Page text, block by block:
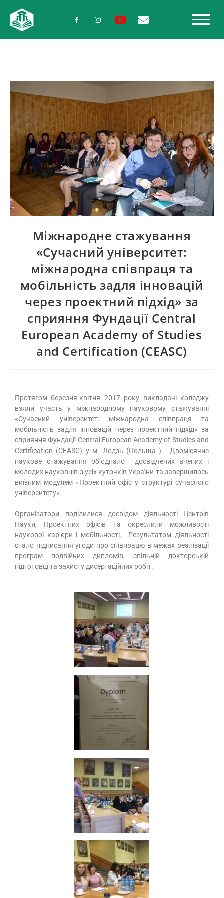
Міжнародне стажування
«Сучасний університет:
міжнародна співпраця та
мобільність задля інновацій
через проектний підхід» за
сприяння Фундації Central
European Academy of Studies
and Certification (CEASC)
Протягом березня-квітня 2017 року викладачі коледжу
взяли участь у міжнародному науковому стажуванні
«Сучасний університет: міжнародна співпраця та
мобільність задля інновацій через проектний підхід» за
сприяння Фундації Central European Academy of Studies and
Certification (CEASC) у м. Лодзь (Польща ). Двомісячне
наукове стажування об’єднало досвідчених вчених і
молодих науковців з усіх куточків України та завершилось
виїзним модулем «Проектний офіс у структурі сучасного
університету».
Організатори поділилися досвідом діяльності Центрів
Науки, Проектних офісів та окреслили можливості
наукової кар’єри і мобільності. Результатом діяльності
стало підписання угоди про співпрацю в межах реалізації
програм подвійних дипломів, спільній докторській
підготовці та захисту дисертаційних робіт.